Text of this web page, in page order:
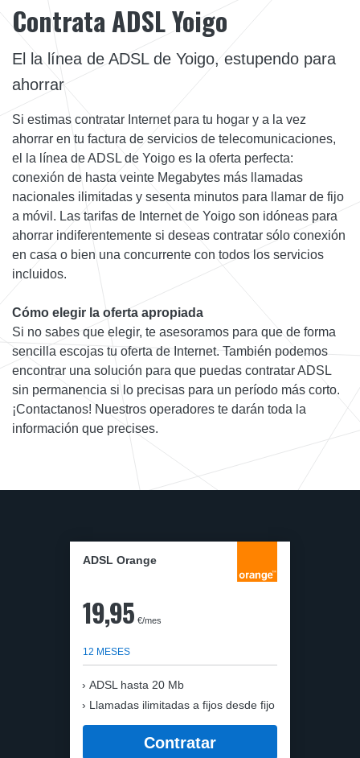
Contrata ADSL Yoigo
El la línea de ADSL de Yoigo, estupendo para
ahorrar
Si estimas contratar Internet para tu hogar y a la vez
ahorrar en tu factura de servicios de telecomunicaciones,
el la línea de ADSL de Yoigo es la oferta perfecta:
conexión de hasta veinte Megabytes más llamadas
nacionales ilimitadas y sesenta minutos para llamar de fijo
a móvil. Las tarifas de Internet de Yoigo son idóneas para
ahorrar indiferentemente si deseas contratar sólo conexión
en casa o bien una concurrente con todos los servicios
incluidos.
Cómo elegir la oferta apropiada
Si no sabes que elegir, te asesoramos para que de forma
sencilla escojas tu oferta de Internet. También podemos
encontrar una solución para que puedas contratar ADSL
sin permanencia si lo precisas para un período más corto.
¡Contactanos! Nuestros operadores te darán toda la
información que precises.
ADSL Orange
19,95 €/mes
12 MESES
ADSL hasta 20 Mb
Llamadas ilimitadas a fijos desde fijo
Contratar